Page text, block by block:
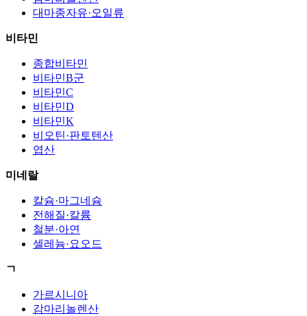
대마종자유·오일류
비타민
종합비타민
비타민B군
비타민C
비타민D
비타민K
비오틴·판토텐산
엽산
미네랄
칼슘·마그네슘
전해질·칼륨
철분·아연
셀레늄·요오드
ㄱ
가르시니아
감마리놀렌산